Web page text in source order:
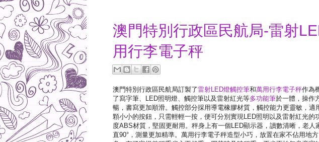
澳門特別行政區民航局-雷射
用行李電子秤
澳門特別行政區民航局訂製了雷射LED燈觸控筆和萬用行李電子秤作為
了寫字筆、LED照明燈、觸控筆以及雷射紅光等多功能筆於一體，操作
暢，書寫更加順滑。觸控部分採用導電橡膠材質，觸控能力更靈敏，適
顆小小的按鈕，只需輕輕一按，便可分別實現LED照明以及雷射紅光的
度ABS材質，堅固更耐用。秤身上有一個LED顯示器，讀數清晰，老
直90°，測量更加精準。萬用行李電子秤造型小巧，放置在家不佔用地